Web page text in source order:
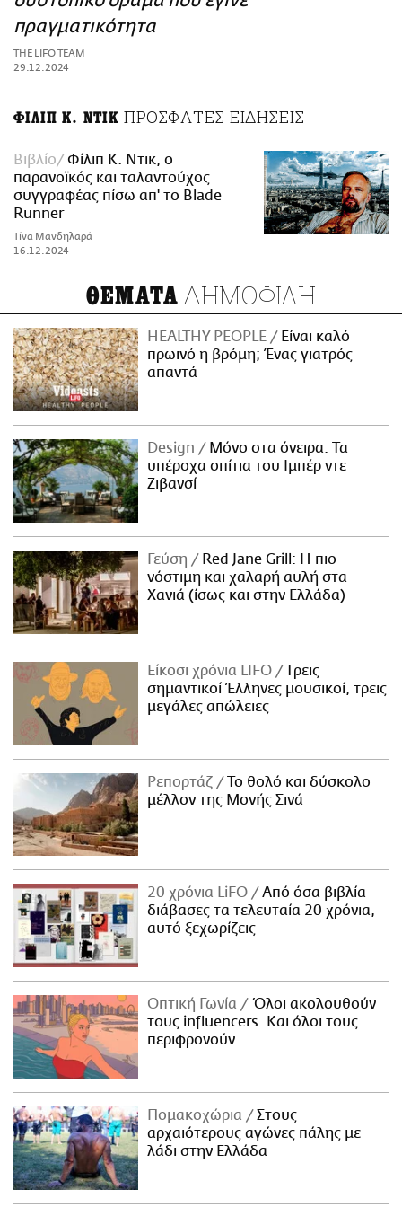
ΑΜΠΑ
PRINT
πραγματικότητα
THE LIFO TEAM
29.12.2024
ΦΙΛΙΠ Κ. ΝΤΙΚ ΠΡΟΣΦΑΤΕΣ ΕΙΔΗΣΕΙΣ
Βιβλίο
Φίλιπ Κ. Ντικ, ο
παρανοϊκός και ταλαντούχος
συγγραφέας πίσω απ' το Blade
Runner
Τίνα Μανδηλαρά
16.12.2024
ΘΕΜΑΤΑ ΔΗΜΟΦΙΛΗ
HEALTHY PEOPLE
Είναι καλό
πρωινό η βρόμη; Ένας γιατρός
απαντά
Design
Μόνο στα όνειρα: Τα
υπέροχα σπίτια του Ιμπέρ ντε
Ζιβανσί
Γεύση
Red Jane Grill: Η πιο
νόστιμη και χαλαρή αυλή στα
Χανιά (ίσως και στην Ελλάδα)
Είκοσι χρόνια LIFO
Tρεις
σημαντικοί Έλληνες μουσικοί, τρεις
μεγάλες απώλειες
Ρεπορτάζ
Το θολό και δύσκολο
μέλλον της Μονής Σινά
20 χρόνια LiFO
Από όσα βιβλία
διάβασες τα τελευταία 20 χρόνια,
αυτό ξεχωρίζεις
Οπτική Γωνία
Όλοι ακολουθούν
τους influencers. Και όλοι τους
περιφρονούν.
Πομακοχώρια
Στους
αρχαιότερους αγώνες πάλης με
λάδι στην Ελλάδα